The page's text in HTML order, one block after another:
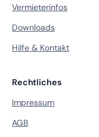
Vermieterinfos
Downloads
Hilfe & Kontakt
Rechtliches
Impressum
AGB